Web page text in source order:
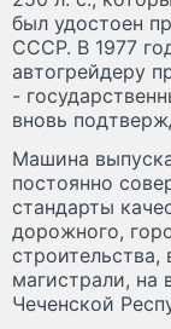
был удостоен
СССР. В 1977
автогрейдеру
-
вновь
Машина
постоянно
стандарты
дорожного,
магистрали, на
Чеченской